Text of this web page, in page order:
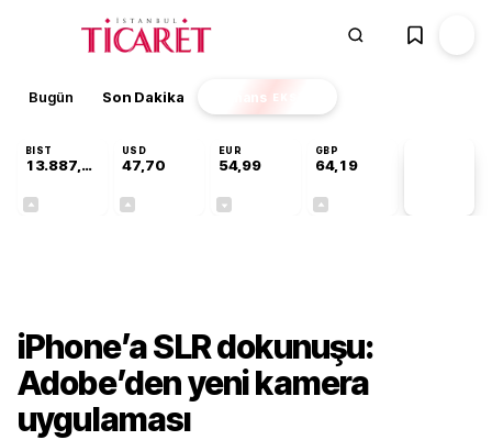
Bugün Son Dakika Finans EKSTRA
BIST
13.887,29
USD
47,70
EUR
54,99
GBP
64,19
iPhone’a SLR dokunuşu:
Adobe’den yeni kamera
uygulaması